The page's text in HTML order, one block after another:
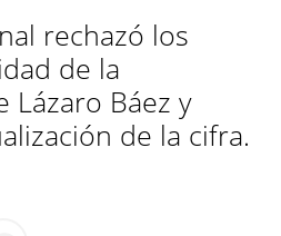
rechazó los
de la
Lázaro Báez y
de la cifra.